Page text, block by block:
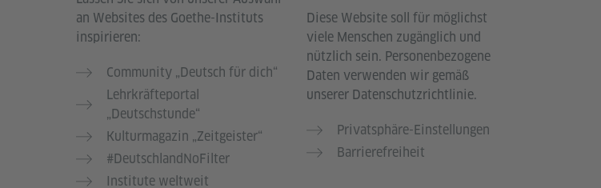
an Websites des Goethe-Instituts
inspirieren:
Community „Deutsch für dich“
Lehrkräfteportal
„Deutschstunde“
Kulturmagazin „Zeitgeister“
#DeutschlandNoFilter
Institute weltweit
Diese Website soll für möglichst
viele Menschen zugänglich und
nützlich sein. Personenbezogene
Daten verwenden wir gemäß
unserer Datenschutzrichtlinie.
Privatsphäre-Einstellungen
Barrierefreiheit